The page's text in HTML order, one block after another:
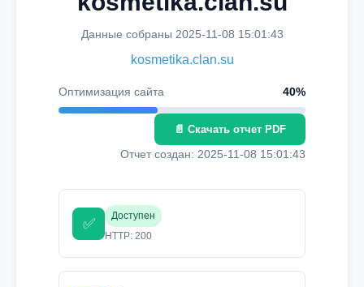
Данные собраны 2025-11-08 15:01:43
kosmetika.clan.su
Оптимизация сайта 40%
📄 Скачать отчет PDF
Отчет создан: 2025-11-08 15:01:43
✅
Доступен
HTTP: 200